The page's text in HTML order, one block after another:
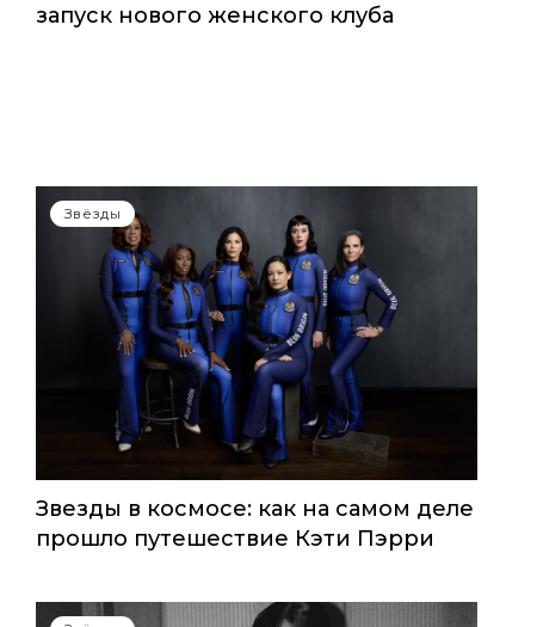
запуск нового женского клуба
Звёзды
Звезды в космосе: как на самом деле
прошло путешествие Кэти Пэрри